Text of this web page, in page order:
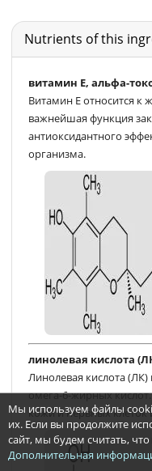
Nutrients of this
витамин Е, альфа-
Витамин E относится
важнейшая функция
антиоксидантного
организма.
линолевая кислота
Линолевая кислота
омега-6-жирных
кожи и нервных клеток
Мы используем файлы
их. Если вы продолжите
сайт, мы будем считать,
Дополнительная